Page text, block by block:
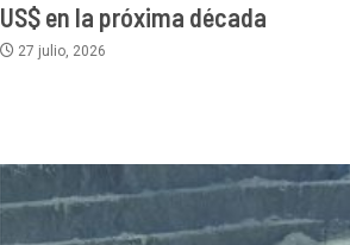
US$ en la próxima década
27 julio, 2026